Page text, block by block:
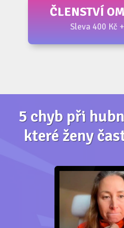
ČLENSTVÍ
Sleva 400 Kč
5 chyb při
které ženy